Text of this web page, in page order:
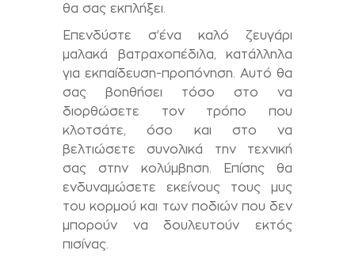
θα σας εκπλήξει.
Επενδύστε σ’ένα καλό ζευγάρι
μαλακά βατραχοπέδιλα, κατάλληλα
για εκπαίδευση-προπόνηση. Αυτό θα
σας βοηθήσει τόσο στο να
διορθώσετε τον τρόπο που
κλοτσάτε, όσο και στο να
βελτιώσετε συνολικά την τεχνική
σας στην κολύμβηση. Επίσης θα
ενδυναμώσετε εκείνους τους μυς
του κορμού και των ποδιών που δεν
μπορούν να δουλευτούν εκτός
πισίνας.